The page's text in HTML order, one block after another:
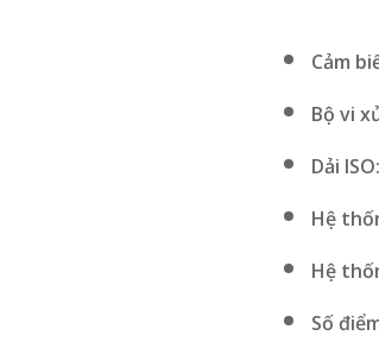
Cảm
Bộ vi
Dải
Hệ
Hệ
Số